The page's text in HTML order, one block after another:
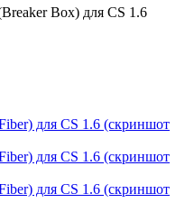
Box) для CS 1.6